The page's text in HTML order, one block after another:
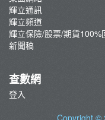
輝立通訊
輝立頻道
輝立保險/股票/期貨100%
新聞稿
查數網
登入